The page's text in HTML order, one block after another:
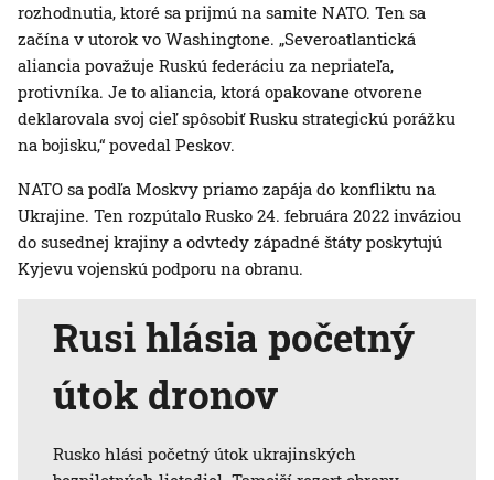
rozhodnutia, ktoré sa prijmú na samite NATO. Ten sa
začína v utorok vo Washingtone. „Severoatlantická
aliancia považuje Ruskú federáciu za nepriateľa,
protivníka. Je to aliancia, ktorá opakovane otvorene
deklarovala svoj cieľ spôsobiť Rusku strategickú porážku
na bojisku,“ povedal Peskov.
NATO sa podľa Moskvy priamo zapája do konfliktu na
Ukrajine. Ten rozpútalo Rusko 24. februára 2022 inváziou
do susednej krajiny a odvtedy západné štáty poskytujú
Kyjevu vojenskú podporu na obranu.
Rusi hlásia početný
útok dronov
Rusko hlási početný útok ukrajinských